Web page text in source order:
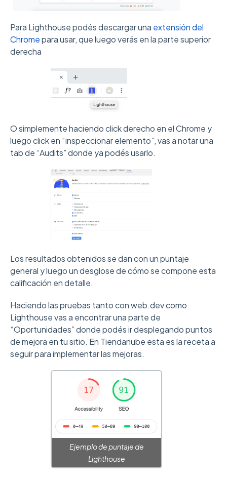
Para Lighthouse podés descargar una extensión del
Chromepara usar, que luego verás en la parte superior
derecha
O simplemente haciendo click derecho en el Chrome y
luego click en “inspeccionar elemento”, vas a notar una
tab de “Audits” donde ya podés usarlo.
Los resultados obtenidos se dan con un puntaje
general y luego un desglose de cómo se compone esta
calificación en detalle.
Haciendo las pruebas tanto con web.dev como
Lighthouse vas a encontrar una parte de
“Oportunidades” donde podés ir desplegando puntos
de mejora en tu sitio. En Tiendanube esta es la receta a
seguir para implementar las mejoras.
Ejemplo de puntaje de
Lighthouse